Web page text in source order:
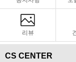
리뷰
CS CENTER